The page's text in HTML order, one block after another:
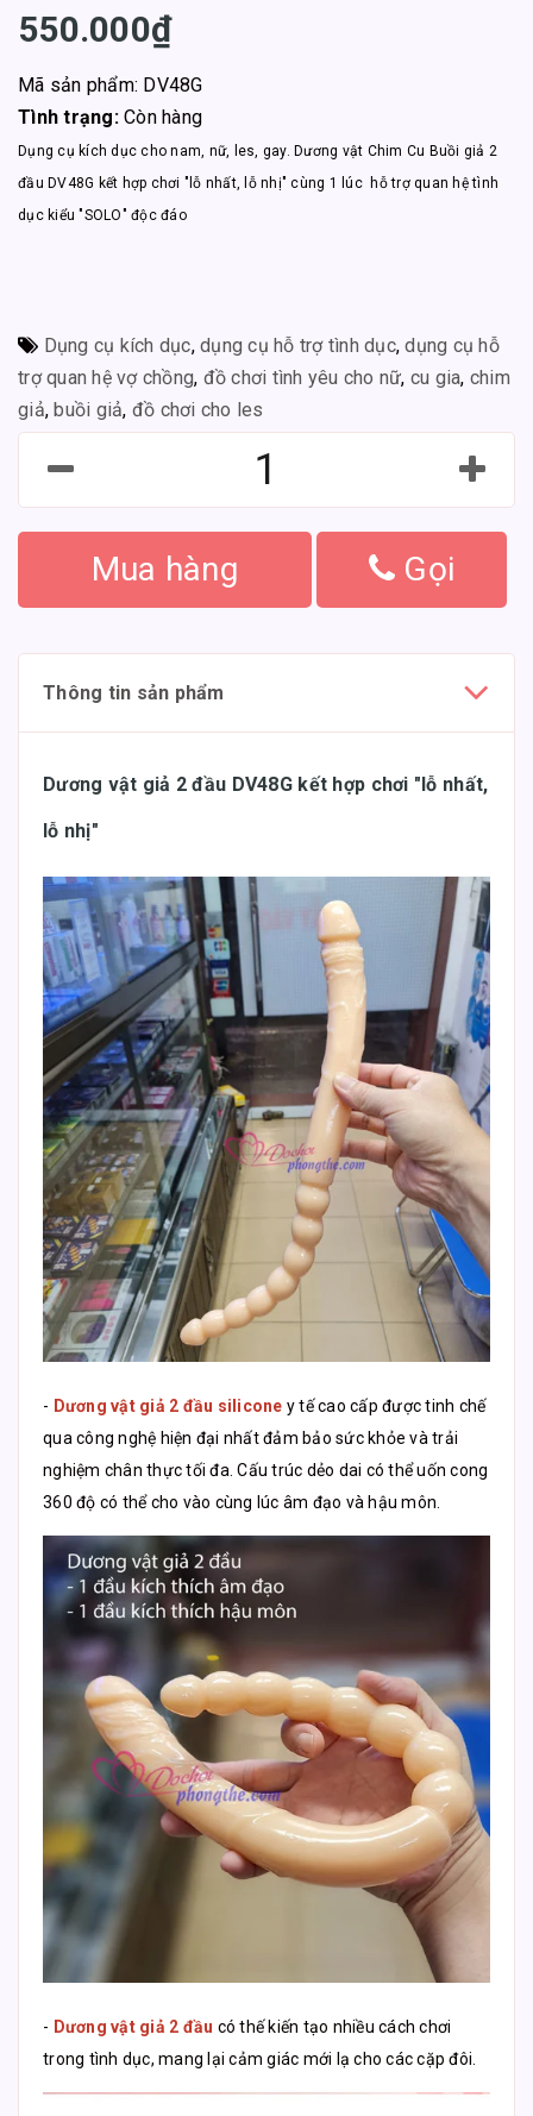
550.000₫
Mã sản phẩm: DV48G
Tình trạng: Còn hàng
Dụng cụ kích dục cho nam, nữ, les, gay. Dương vật Chim Cu Buồi giả 2
đầu DV48G kết hợp chơi "lỗ nhất, lỗ nhị" cùng 1 lúc hỗ trợ quan hệ tình
dục kiểu "SOLO" độc đáo
Dụng cụ kích dục, dụng cụ hỗ trợ tình dục,dụng cụ hỗ
trợ quan hệ vợ chồng, đồ chơi tình yêu cho nữ, cu gia, chim
giả,buồi giả, đồ chơi cho les
Mua hàng Gọi
Thông tin sản phẩm
Dương vật giả 2 đầu DV48G kết hợp chơi "lỗ nhất,
lỗ nhị"
- Dương vật giả 2 đầu silicone y tế cao cấp được tinh chế
qua công nghệ hiện đại nhất đảm bảo sức khỏe và trải
nghiệm chân thực tối đa. Cấu trúc dẻo dai có thể uốn cong
360 độ có thể cho vào cùng lúc âm đạo và hậu môn.
- Dương vật giả 2 đầu có thế kiến tạo nhiều cách chơi
trong tình dục, mang lại cảm giác mới lạ cho các cặp đôi.